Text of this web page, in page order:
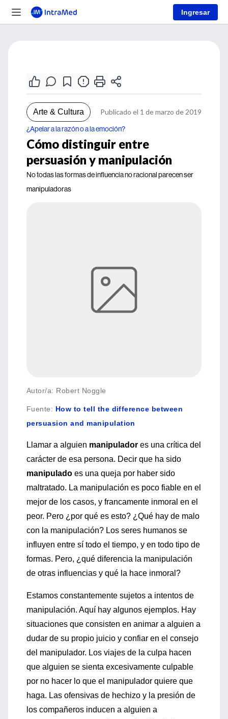
Ingresar
Arte & Cultura Publicado el 1 de marzo de 2019
¿Apelar a la razón o a la emoción?
Cómo distinguir entre
persuasión y manipulación
No todas las formas de influencia no racional parecen ser
manipuladoras
Autor/a: Robert Noggle
Fuente: How to tell the difference between
persuasion and manipulation
Llamar a alguien manipulador es una crítica del
carácter de esa persona. Decir que ha sido
manipulado es una queja por haber sido
maltratado. La manipulación es poco fiable en el
mejor de los casos, y francamente inmoral en el
peor. Pero ¿por qué es esto? ¿Qué hay de malo
con la manipulación? Los seres humanos se
influyen entre sí todo el tiempo, y en todo tipo de
formas. Pero, ¿qué diferencia la manipulación
de otras influencias y qué la hace inmoral?
Estamos constantemente sujetos a intentos de
manipulación. Aquí hay algunos ejemplos. Hay
situaciones que consisten en animar a alguien a
dudar de su propio juicio y confiar en el consejo
del manipulador. Los viajes de la culpa hacen
que alguien se sienta excesivamente culpable
por no hacer lo que el manipulador quiere que
haga. Las ofensivas de hechizo y la presión de
los compañeros inducen a alguien a